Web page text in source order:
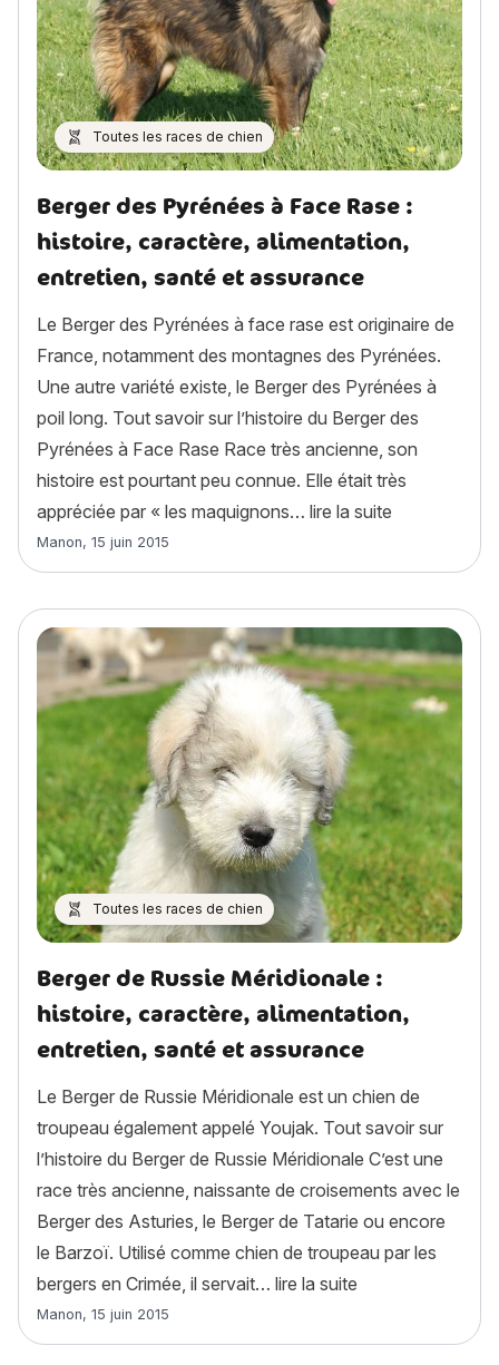
Toutes les races de chien
Berger des Pyrénées à Face Rase :
histoire, caractère, alimentation,
entretien, santé et assurance
Le Berger des Pyrénées à face rase est originaire de
France, notamment des montagnes des Pyrénées.
Une autre variété existe, le Berger des Pyrénées à
poil long. Tout savoir sur l’histoire du Berger des
Pyrénées à Face Rase Race très ancienne, son
histoire est pourtant peu connue. Elle était très
appréciée par « les maquignons… lire la suite
Article rédigé par
Manon, 15 juin 2015
Toutes les races de chien
Berger de Russie Méridionale :
histoire, caractère, alimentation,
entretien, santé et assurance
Le Berger de Russie Méridionale est un chien de
troupeau également appelé Youjak. Tout savoir sur
l’histoire du Berger de Russie Méridionale C’est une
race très ancienne, naissante de croisements avec le
Berger des Asturies, le Berger de Tatarie ou encore
le Barzoï. Utilisé comme chien de troupeau par les
bergers en Crimée, il servait… lire la suite
Article rédigé par
Manon, 15 juin 2015